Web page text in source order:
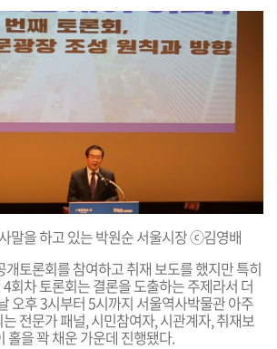
말을 하고 있는박원순 서울시장 ⓒ김영배
개토론회를 참여하고 취재 보도를 했지만 특히
회차 토론회는 결론을 도출하는 주제라서 더
오후 3시부터 5시까지 서울역사박물관 아주
전문가 패널, 시민참여자, 시관계자, 취재보
홀을 꽉 채운 가운데 진행됐다.